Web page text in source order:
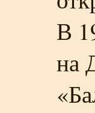
В
на